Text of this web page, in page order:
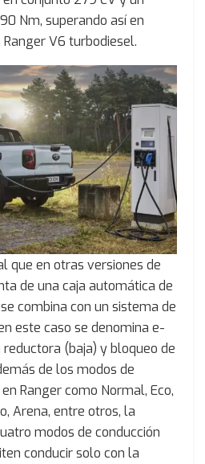
Nm, superando así en
V6 turbodiesel.
que en otras versiones de
de una caja automática de
combina con un sistema de
este caso se denomina e-
reductora (baja) y bloqueo de
de los modos de
Ranger como Normal, Eco,
Arena, entre otros, la
modos de conducción
conducir solo con la